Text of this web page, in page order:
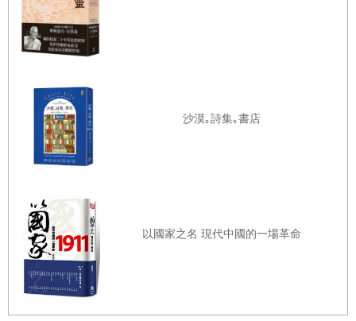
果證明一切只是白費工夫。想結束這場戰爭似乎是個遙不可
及的夢想。
蒙哥馬利與德．格雷檢視這些排列得密密麻麻的數字組，試
隱匿的訊息頂多就像他們前不久攔截到的在柏林與華府之間
傳送的與和平協商有關的冗長電報。和平協商是美國總統伍
德羅．威爾遜（Woodrow Wilson）最重視的目標，他決心停
願，完全無視交戰國的拚戰決心與毫無妥協的意願。柏林一
直維持與威爾遜的溝通管道，目的是為了讓美國維持中立。
柏林與華府的對話激怒了協約國。協約國寄望美國的不是居
中協調，而是美國新興且尚未運用的龐大力量。除非美國參
戰，否則絕不可能打破戰爭僵局。武器、金錢、艦艇與人
沙漠｡詩集｡書店
以國家之名 現代中國的一場革命